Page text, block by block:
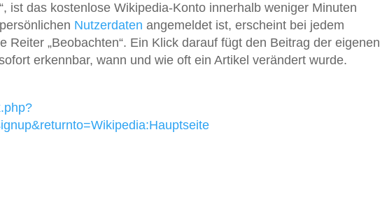
ist das kostenlose Wikipedia-Konto innerhalb weniger Minuten
Nutzerdaten angemeldet ist, erscheint bei jedem
Reiter „Beobachten“. Ein Klick darauf fügt den Beitrag der eigenen
erkennbar, wann und wie oft ein Artikel verändert wurde.